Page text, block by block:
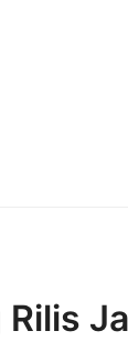
Rilis